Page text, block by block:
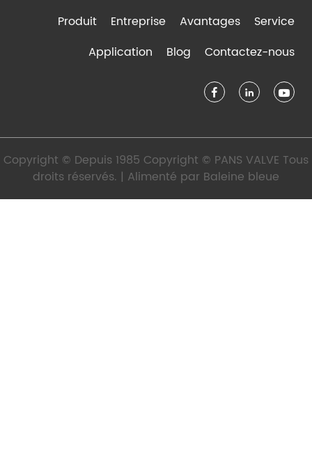
Produit Entreprise Avantages
Service
Application
Blog Contactez-nous
Copyright © Depuis 1985 Copyright © PANS VALVE Tous
droits réservés. | Alimenté par Baleine bleue